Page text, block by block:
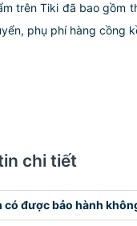
trên Tiki đã bao gồm
phụ phí hàng cồng
chi tiết
có được bảo hành